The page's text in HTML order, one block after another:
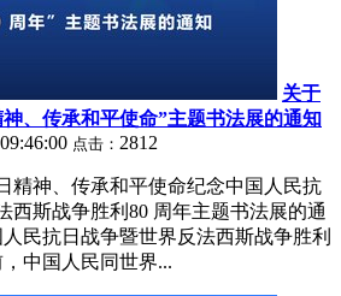
关于
、传承和平使命”主题书法展的通知
点击： 2812
精神、传承和平使命纪念中国人民抗
西斯战争胜利80 周年主题书法展的通
民抗日战争暨世界反法西斯战争胜利
中国人民同世界...